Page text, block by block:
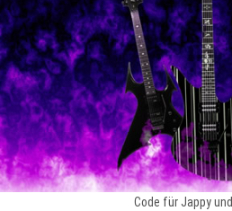
Code für Jappy und